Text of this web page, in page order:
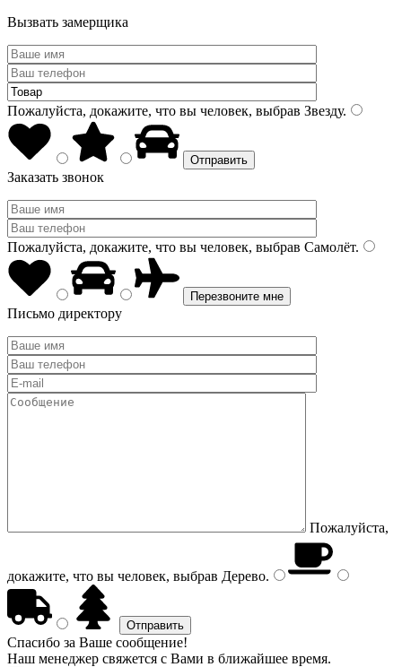
Вызвать замерщика
Пожалуйста, докажите, что вы человек, выбрав Звезду.
Заказать звонок
Пожалуйста, докажите, что вы человек, выбрав Самолёт.
Письмо директору
Пожалуйста,
докажите, что вы человек, выбрав Дерево.
Спасибо за Ваше сообщение!
Наш менеджер свяжется с Вами в ближайшее время.